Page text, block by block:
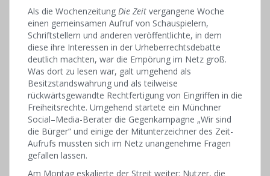
Als die Wochenzeitung Die Zeit vergangene Woche
einen gemeinsamen Aufruf von Schauspielern,
Schriftstellern und anderen veröffentlichte, in dem
diese ihre Interessen in der Urheberrechtsdebatte
deutlich machten, war die Empörung im Netz groß.
Was dort zu lesen war, galt umgehend als
Besitzstandswahrung und als teilweise
rückwärtsgewandte Rechtfertigung von Eingriffen in die
Freiheitsrechte. Umgehend startete ein Münchner
Social–Media-Berater die Gegenkampagne „Wir sind
die Bürger“ und einige der Mitunterzeichner des Zeit-
Aufrufs mussten sich im Netz unangenehme Fragen
gefallen lassen.
Am Montag eskalierte der Streit weiter: Nutzer, die